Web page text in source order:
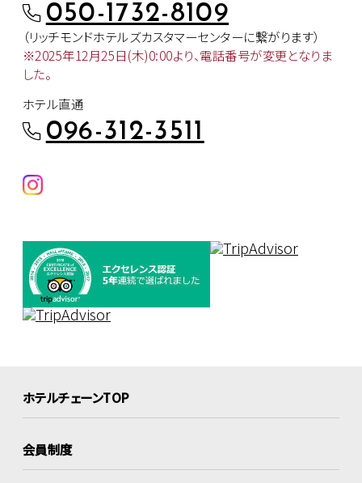
050-1732-8109
（リッチモンドホテルズカスタマーセンターに繋がります）
※2025年12月25日(木)0:00より、電話番号が変更となりま
した。
ホテル直通
096-312-3511
ホテルチェーンTOP
会員制度